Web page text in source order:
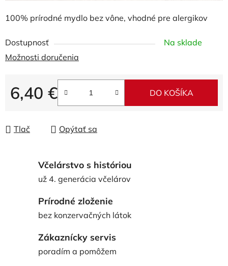
100% prírodné mydlo bez vône, vhodné pre alergikov
Dostupnosť
Na sklade
Možnosti doručenia
6,40 €
Jednotková cena:
DO KOŠÍKA
Tlač Opýtať sa
Včelárstvo s históriou
už 4. generácia včelárov
Prírodné zloženie
bez konzervačných látok
Zákaznícky servis
poradím a pomôžem